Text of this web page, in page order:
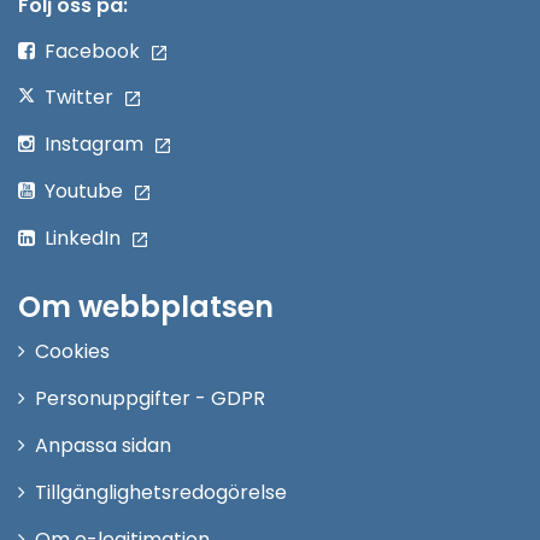
Facebook
Twitter
Instagram
Youtube
LinkedIn
Om webbplatsen
Cookies
Personuppgifter - GDPR
Anpassa sidan
Tillgänglighetsredogörelse